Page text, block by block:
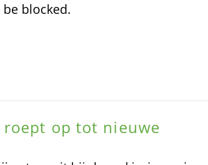
blocked.
op tot nieuwe